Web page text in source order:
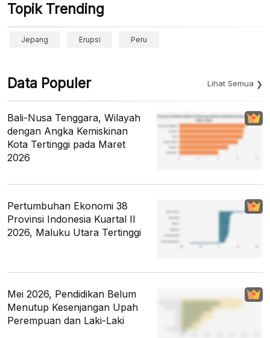
Topik Trending
Jepang Erupsi Peru
Data Populer Lihat Semua
Bali-Nusa Tenggara, Wilayah
dengan Angka Kemiskinan
Kota Tertinggi pada Maret
2026
Pertumbuhan Ekonomi 38
Provinsi Indonesia Kuartal II
2026, Maluku Utara Tertinggi
Mei 2026, Pendidikan Belum
Menutup Kesenjangan Upah
Perempuan dan Laki-Laki